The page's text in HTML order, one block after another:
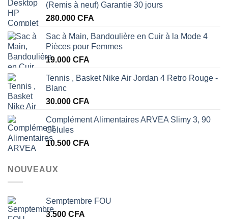
(Remis à neuf) Garantie 30 jours
280.000 CFA
Sac à Main, Bandoulière en Cuir à la Mode 4
Pièces pour Femmes
19.000 CFA
Tennis , Basket Nike Air Jordan 4 Retro Rouge -
Blanc
30.000 CFA
Complément Alimentaires ARVEA Slimy 3, 90
Gélules
10.500 CFA
NOUVEAUX
Semptembre FOU
3.500 CFA